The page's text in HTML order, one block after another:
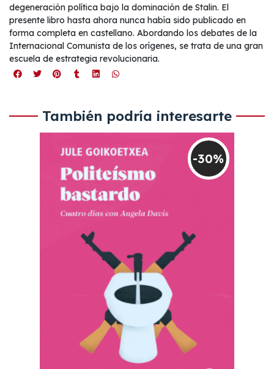
degeneración política bajo la dominación de Stalin. El
presente libro hasta ahora nunca había sido publicado en
forma completa en castellano. Abordando los debates de la
Internacional Comunista de los orígenes, se trata de una gran
escuela de estrategia revolucionaria.
También podría interesarte
-30%